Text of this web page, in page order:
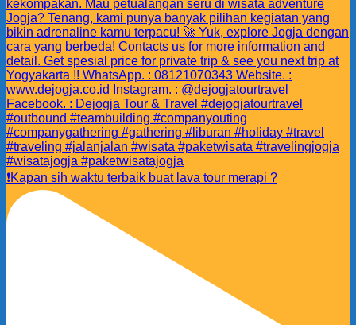
❗️Kapan sih waktu terbaik buat lava tour merapi ?